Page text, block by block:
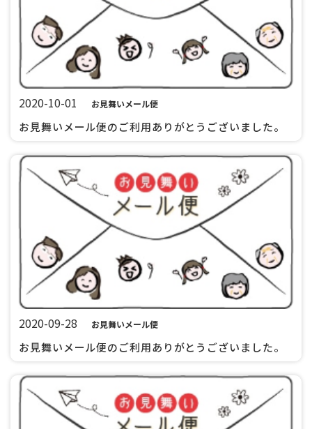
2020-10-01 お見舞いメール便
お見舞いメール便のご利用ありがとうございました。
2020-09-28 お見舞いメール便
お見舞いメール便のご利用ありがとうございました。